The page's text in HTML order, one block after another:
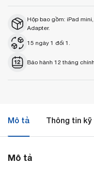
Hộp bao gồm: iPad
Adapter.
15 ngày 1 đổi 1.
Bảo hành 12 tháng
Mô tả Thông tin
Mô tả